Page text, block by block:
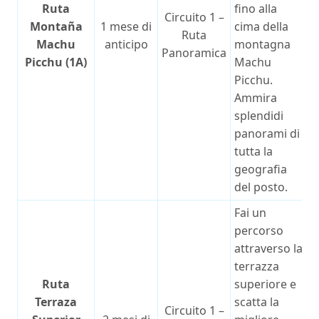
Ruta
Montaña
Machu
Picchu (1A)
1 mese di
anticipo
Circuito 1 –
Ruta
Panoramica
fino alla
cima della
montagna
Machu
Picchu.
Ammira
splendidi
panorami di
tutta la
geografia
del posto.
Ruta
Terraza
Circuito 1 –
Fai un
percorso
attraverso la
terrazza
superiore e
scatta la